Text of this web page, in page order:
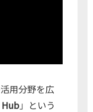
用分野を広
Hub」という